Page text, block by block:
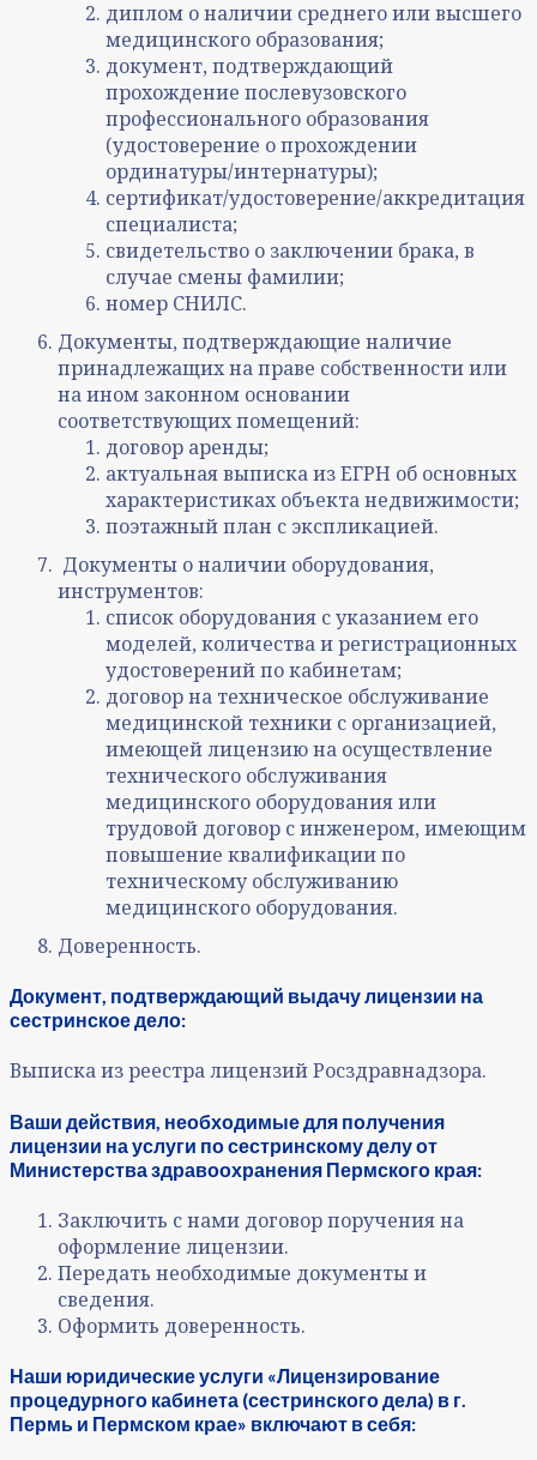
диплом о наличии среднего или высшего
медицинского образования;
документ, подтверждающий
прохождение послевузовского
профессионального образования
(удостоверение о прохождении
ординатуры/интернатуры);
сертификат/удостоверение/аккредитация
специалиста;
свидетельство о заключении брака, в
случае смены фамилии;
номер СНИЛС.
Документы, подтверждающие наличие
принадлежащих на праве собственности или
на ином законном основании
соответствующих помещений:
договор аренды;
актуальная выписка из ЕГРН об основных
характеристиках объекта недвижимости;
поэтажный план с экспликацией.
Документы о наличии оборудования,
инструментов:
список оборудования с указанием его
моделей, количества и регистрационных
удостоверений по кабинетам;
договор на техническое обслуживание
медицинской техники с организацией,
имеющей лицензию на осуществление
технического обслуживания
медицинского оборудования или
трудовой договор с инженером, имеющим
повышение квалификации по
техническому обслуживанию
медицинского оборудования.
Доверенность.
Документ, подтверждающий выдачу лицензии на
сестринское дело:
Выписка из реестра лицензий Росздравнадзора.
Ваши действия, необходимые для получения
лицензии на услуги по сестринскому делу от
Министерства здравоохранения Пермского края:
Заключить с нами договор поручения на
оформление лицензии.
Передать необходимые документы и
сведения.
Оформить доверенность.
Наши юридические услуги «Лицензирование
процедурного кабинета (сестринского дела) в г.
Пермь и Пермском крае» включают в себя: